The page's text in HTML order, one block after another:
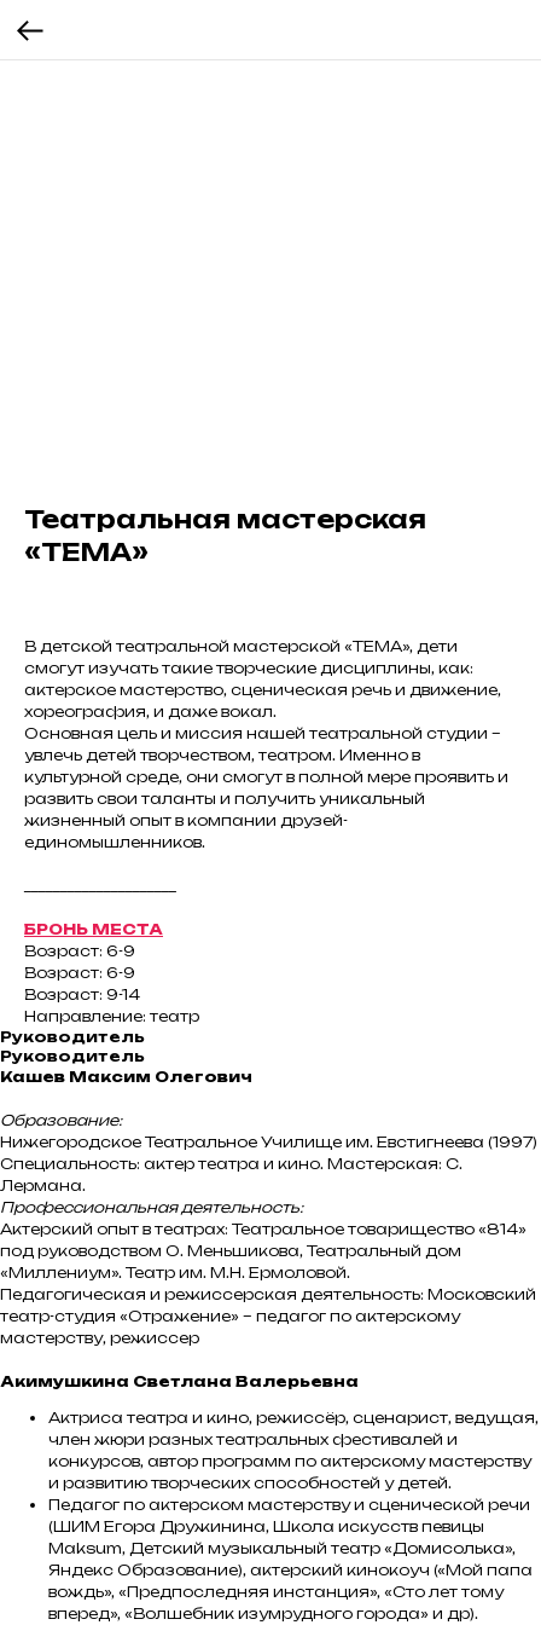
Театральная мастерская
«ТЕМА»
В детской театральной мастерской «ТЕМА», дети
смогут изучать такие творческие дисциплины, как:
актерское мастерство, сценическая речь и движение,
хореография, и даже вокал.
Основная цель и миссия нашей театральной студии –
увлечь детей творчеством, театром. Именно в
культурной среде, они смогут в полной мере проявить и
развить свои таланты и получить уникальный
жизненный опыт в компании друзей-
единомышленников.
БРОНЬ МЕСТА
Возраст: 6-9
Возраст: 6-9
Возраст: 9-14
Направление: театр
Руководитель
Руководитель
Кашев Максим Олегович
Образование:
Нижегородское Театральное Училище им. Евстигнеева (1997)
Специальность: актер театра и кино. Мастерская: С.
Лермана.
Профессиональная деятельность:
Актерский опыт в театрах: Театральное товарищество «814»
под руководством О. Меньшикова, Театральный дом
«Миллениум». Театр им. М.Н. Ермоловой.
Педагогическая и режиссерская деятельность: Московский
театр-студия «Отражение» – педагог по актерскому
мастерству, режиссер
Акимушкина Светлана Валерьевна
Актриса театра и кино, режиссёр, сценарист, ведущая,
член жюри разных театральных фестивалей и
конкурсов, автор программ по актерскому мастерству
и развитию творческих способностей у детей.
Педагог по актерском мастерству и сценической речи
(ШИМ Егора Дружинина, Школа искусств певицы
Maksum, Детский музыкальный театр «Домисолька»,
Яндекс Образование), актерский кинокоуч («Мой папа
вождь», «Предпоследняя инстанция», «Сто лет тому
вперед», «Волшебник изумрудного города» и др).